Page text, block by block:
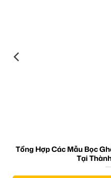
Tổng Hợp Các Mẫu Bọc
Tại